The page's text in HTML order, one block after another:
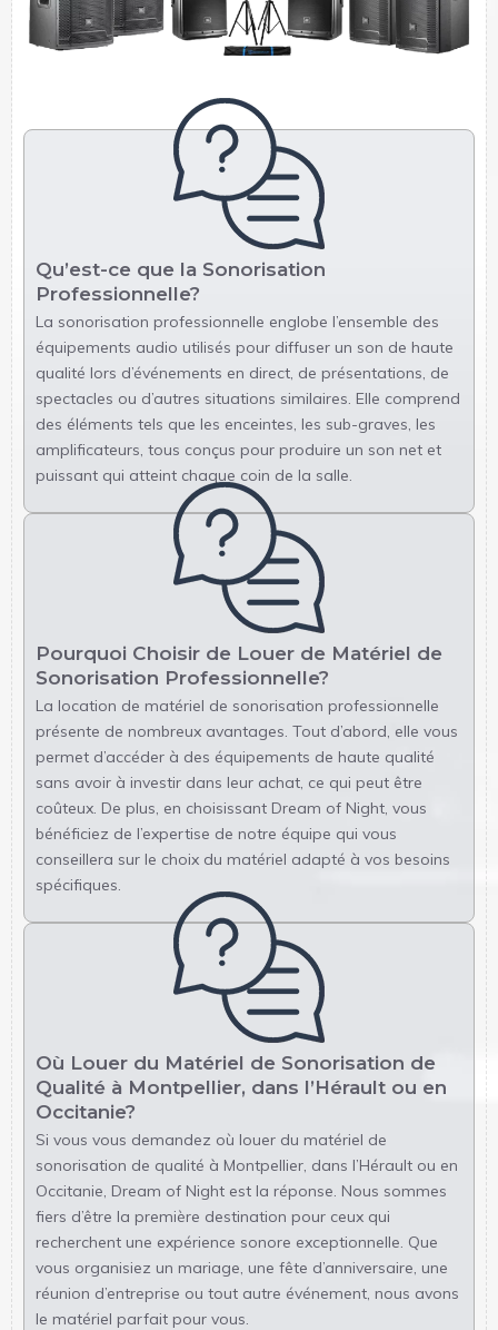
Qu’est-ce que la Sonorisation
Professionnelle?
La sonorisation professionnelle englobe l’ensemble des
équipements audio utilisés pour diffuser un son de haute
qualité lors d’événements en direct, de présentations, de
spectacles ou d’autres situations similaires. Elle comprend
des éléments tels que les enceintes, les sub-graves, les
amplificateurs, tous conçus pour produire un son net et
puissant qui atteint chaque coin de la salle.
Pourquoi Choisir de Louer de Matériel de
Sonorisation Professionnelle?
La location de matériel de sonorisation professionnelle
présente de nombreux avantages. Tout d’abord, elle vous
permet d’accéder à des équipements de haute qualité
sans avoir à investir dans leur achat, ce qui peut être
coûteux. De plus, en choisissant Dream of Night, vous
bénéficiez de l’expertise de notre équipe qui vous
conseillera sur le choix du matériel adapté à vos besoins
spécifiques.
Où Louer du Matériel de Sonorisation de
Qualité à Montpellier, dans l’Hérault ou en
Occitanie?
Si vous vous demandez où louer du matériel de
sonorisation de qualité à Montpellier, dans l’Hérault ou en
Occitanie, Dream of Night est la réponse. Nous sommes
fiers d’être la première destination pour ceux qui
recherchent une expérience sonore exceptionnelle. Que
vous organisiez un mariage, une fête d’anniversaire, une
réunion d’entreprise ou tout autre événement, nous avons
le matériel parfait pour vous.